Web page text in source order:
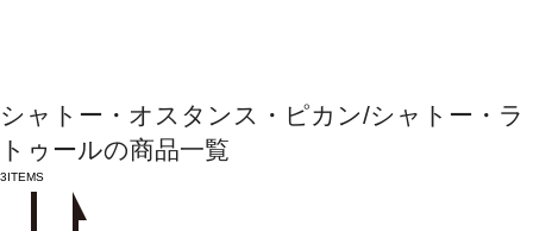
シャトー・オスタンス・ピカン/シャトー・ラ
トゥールの商品一覧
3ITEMS